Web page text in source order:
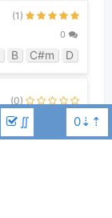
∬
(1)
0
B C#m D
(0)